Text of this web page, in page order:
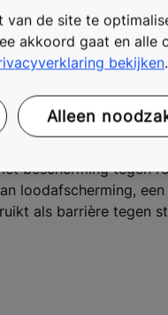
gevallen, zoals in
te beschermen en hun
Voor dergelijke
bescherming tegen
loodafscherming,
als barrière tegen
de site te
akkoord gaat en
bekijken.
Alleen